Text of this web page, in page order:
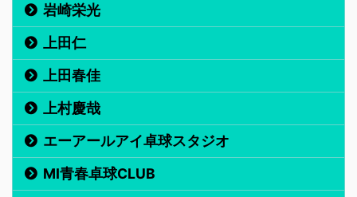
岩崎栄光
上田仁
上田春佳
上村慶哉
エーアールアイ卓球スタジオ
MI青春卓球CLUB